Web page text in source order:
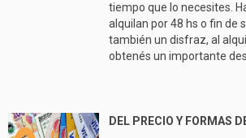
tiempo que lo necesites.
alquilan por 48 hs o fin de
también un disfraz, al
obtenés un importante
DEL PRECIO Y FORMAS